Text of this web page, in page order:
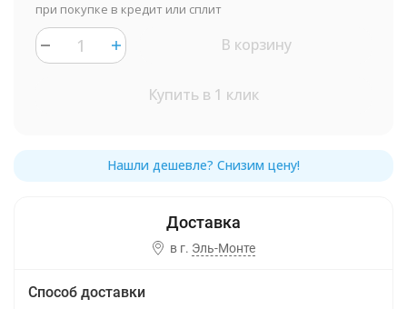
при покупке в кредит или сплит
В корзину
Купить в 1 клик
в г. Эль-Монте
Способ доставки